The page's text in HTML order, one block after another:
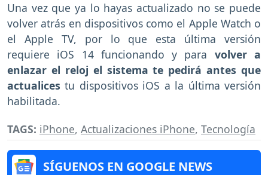
Una vez que ya lo hayas actualizado no se puede
volver atrás en dispositivos como el Apple Watch o
el Apple TV, por lo que esta última versión
requiere iOS 14 funcionando y para volver a
enlazar el reloj el sistema te pedirá antes que
actualices tu dispositivos iOS a la última versión
habilitada.
TAGS: iPhone, Actualizaciones iPhone, Tecnología
SÍGUENOS EN GOOGLE NEWS